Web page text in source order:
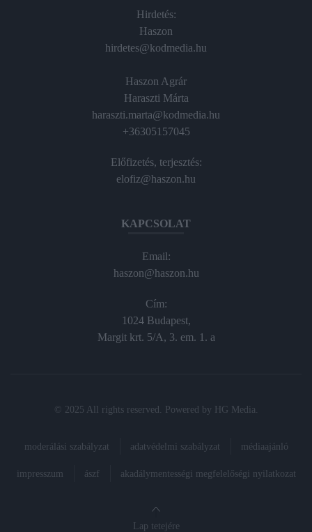
Hirdetés:
Haszon
hirdetes@kodmedia.hu
Haszon Agrár
Haraszti Márta
haraszti.marta@kodmedia.hu
+36305157045
Előfizetés, terjesztés:
elofiz@haszon.hu
KAPCSOLAT
Email:
haszon@haszon.hu
Cím:
1024 Budapest,
Margit krt. 5/A, 3. em. 1. a
© 2025 All rights reserved. Powered by HG Media
moderálási szabályzat adatvédelmi szabályzat médiaajánló
impresszum ászf akadálymentességi megfelelőségi nyilatkozat
Lap tetejére